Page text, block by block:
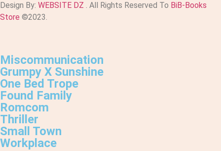
Design By: WEBSITE DZ . All Rights Reserved To BiB-Books
Store ©2023.
Miscommunication
Grumpy X Sunshine
One Bed Trope
Found Family
Romcom
Thriller
Small Town
Workplace